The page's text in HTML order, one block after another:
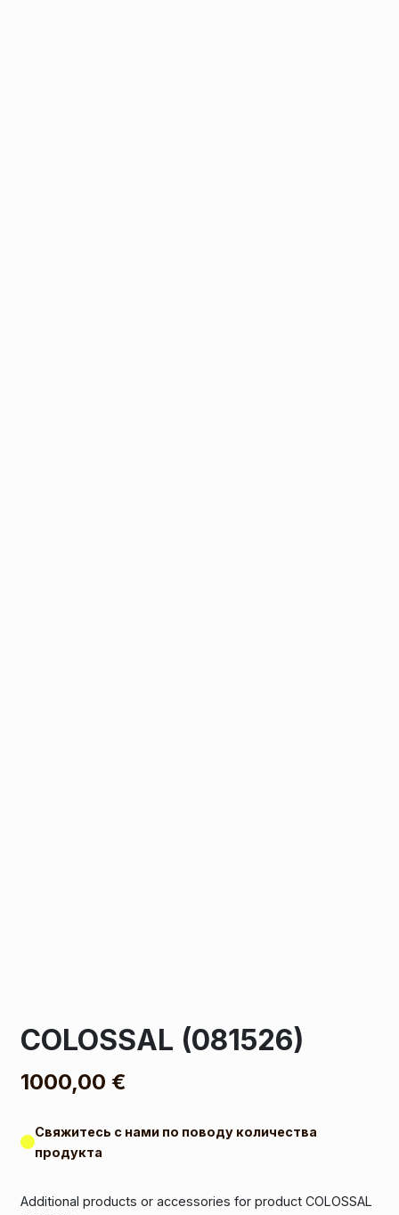
COLOSSAL (081526)
1000,00 €
Свяжитесь с нами по поводу количества
продукта
Additional products or accessories for product COLOSSAL